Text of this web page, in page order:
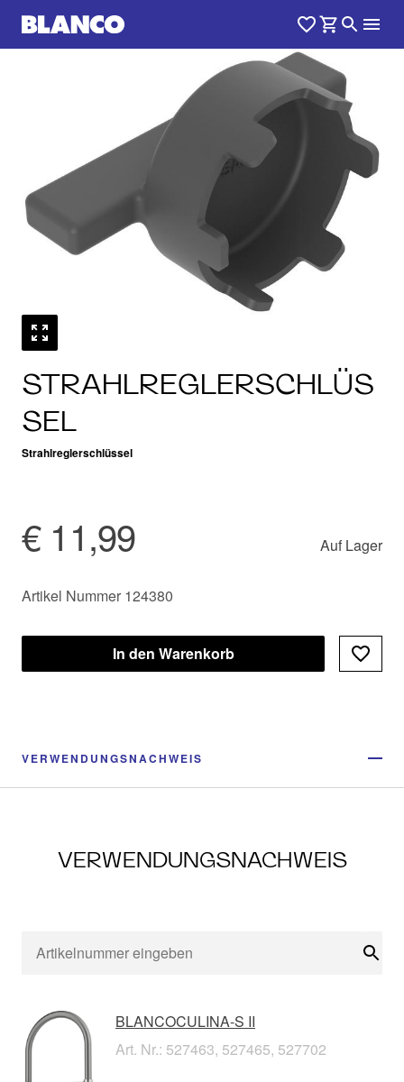
STRAHLREGLERSCHLÜS
SEL
Strahlreglerschlüssel
€ 11,99 Auf Lager
Artikel Nummer 124380
In den Warenkorb
VERWENDUNGSNACHWEIS
VERWENDUNGSNACHWEIS
BLANCOCULINA-S II
Art. Nr.: 527463, 527465, 527702